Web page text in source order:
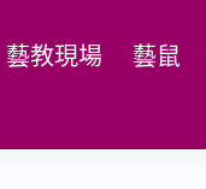
藝教現場 藝鼠